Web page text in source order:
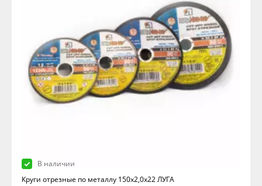
В наличии
Круги отрезные по металлу 150х2,0х22 ЛУГА